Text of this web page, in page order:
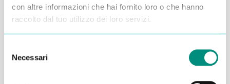
con altre informazioni che hai fornito loro o che hanno
raccolto dal tuo utilizzo dei loro servizi.
delNecessari